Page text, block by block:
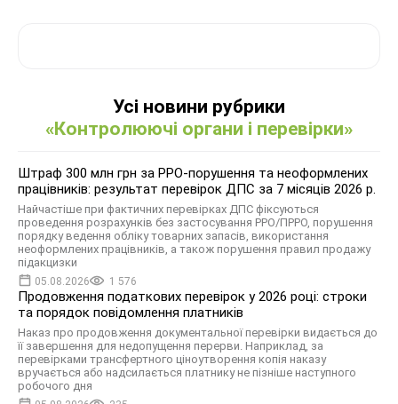
Усі новини рубрики
«Контролюючі органи і перевірки»
Штраф 300 млн грн за РРО-порушення та неоформлених
працівників: результат перевірок ДПС за 7 місяців 2026 р.
Найчастіше при фактичних перевірках ДПС фіксуються
проведення розрахунків без застосування РРО/ПРРО, порушення
порядку ведення обліку товарних запасів, використання
неоформлених працівників, а також порушення правил продажу
підакцизки
05.08.2026 1 576
Продовження податкових перевірок у 2026 році: строки
та порядок повідомлення платників
Наказ про продовження документальної перевірки видається до
її завершення для недопущення перерви. Наприклад, за
перевірками трансфертного ціноутворення копія наказу
вручається або надсилається платнику не пізніше наступного
робочого дня